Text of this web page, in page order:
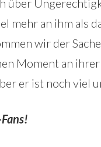
über
mehr an ihm als
wir der
Moment an
er ist noch viel